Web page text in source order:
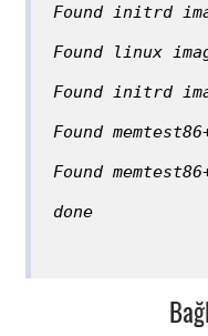
Found initrd
Found linux
Found initrd
Found
Found
done